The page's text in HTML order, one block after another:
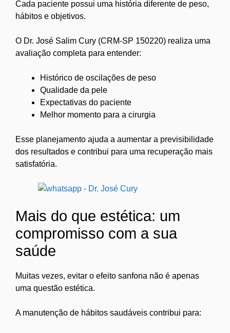
Cada paciente possui uma história diferente de peso,
hábitos e objetivos.
O Dr. José Salim Cury (CRM-SP 150220) realiza uma
avaliação completa para entender:
Histórico de oscilações de peso
Qualidade da pele
Expectativas do paciente
Melhor momento para a cirurgia
Esse planejamento ajuda a aumentar a previsibilidade
dos resultados e contribui para uma recuperação mais
satisfatória.
Mais do que estética: um
compromisso com a sua
saúde
Muitas vezes, evitar o efeito sanfona não é apenas
uma questão estética.
A manutenção de hábitos saudáveis contribui para: